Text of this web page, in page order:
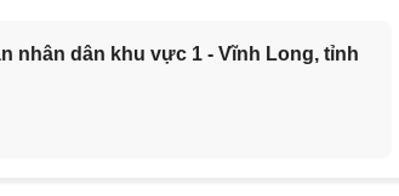
nhân dân khu vực 1 - Vĩnh Long, tỉnh